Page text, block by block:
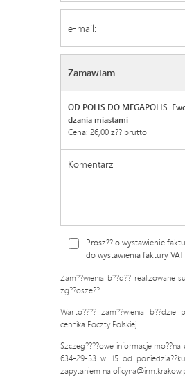
Zamawiam
OD POLIS DO MEGAPOLIS.
dzania miastami
Cena: 26,00 z?? brutto
Prosz?? o wystawienie
do wystawienia faktury
Zam??wienia b??d?? realizowane
zg??osze??.
Warto???? zam??wienia
cennika Poczty Polskiej.
Szczeg????owe informacje
634-29-53 w. 15 od
zapytaniem na